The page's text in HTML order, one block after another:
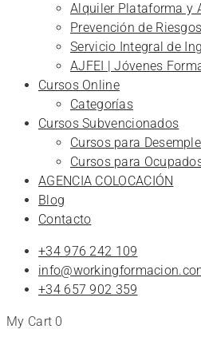
Alquiler Plataforma y
Prevención de
Servicio Integral de
AJFEI | Jóvenes
Cursos Online
Categorías
Cursos Subvencionados
Cursos para
Cursos para
AGENCIA COLOCACIÓN
Blog
Contacto
+34 976 242 109
+34 657 902 359
My Cart 0